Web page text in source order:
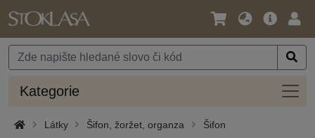
Jazyk
Měna
Hlavní
Kategorie
Látky Šifon, žoržet, organza Šifon